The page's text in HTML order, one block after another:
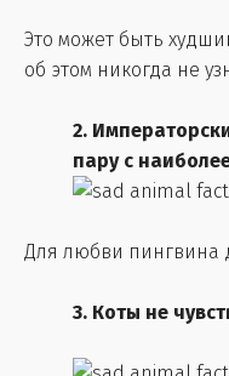
Это может быть
об этом никогда не
2.
пару с
Для любви пингвина
3. Коты не